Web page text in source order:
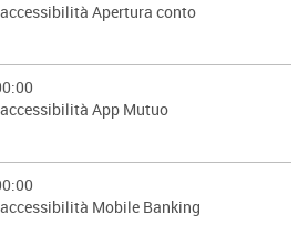
Apertura conto
App Mutuo
Mobile Banking